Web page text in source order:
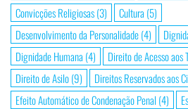
Convicções Religiosas(3) Cultura (5)
Desenvolvimento da Personalidade(4)
Dignidade Humana (4) Direito de Acesso aos
Direito de Asilo(9) Direitos Reservados aos
Efeito Automático de Condenação Penal (4)